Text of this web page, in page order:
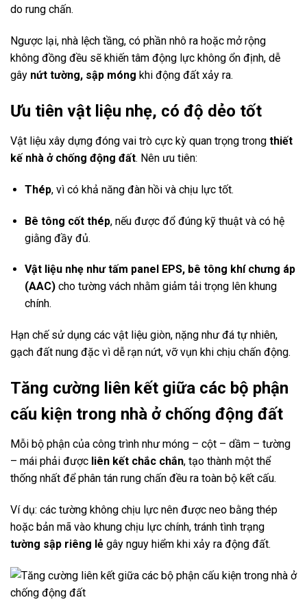
do rung chấn.
Ngược lại, nhà lệch tầng, có phần nhô ra hoặc mở rộng
không đồng đều sẽ khiến tâm động lực không ổn định, dễ
gây nứt tường, sập móng khi động đất xảy ra.
Ưu tiên vật liệu nhẹ, có độ dẻo tốt
Vật liệu xây dựng đóng vai trò cực kỳ quan trọng trong thiết
kế nhà ở chống động đất. Nên ưu tiên:
Thép, vì có khả năng đàn hồi và chịu lực tốt.
Bê tông cốt thép, nếu được đổ đúng kỹ thuật và có hệ
giằng đầy đủ.
Vật liệu nhẹ như tấm panel EPS, bê tông khí chưng áp
(AAC)cho tường vách nhằm giảm tải trọng lên khung
chính.
Hạn chế sử dụng các vật liệu giòn, nặng như đá tự nhiên,
gạch đất nung đặc vì dễ rạn nứt, vỡ vụn khi chịu chấn động.
Tăng cường liên kết giữa các bộ phận
cấu kiện trong nhà ở chống động đất
Mỗi bộ phận của công trình như móng – cột – dầm – tường
– mái phải được liên kết chắc chắn, tạo thành một thể
thống nhất để phân tán rung chấn đều ra toàn bộ kết cấu.
Ví dụ: các tường không chịu lực nên được neo bằng thép
hoặc bản mã vào khung chịu lực chính, tránh tình trạng
tường sập riêng lẻ gây nguy hiểm khi xảy ra động đất.